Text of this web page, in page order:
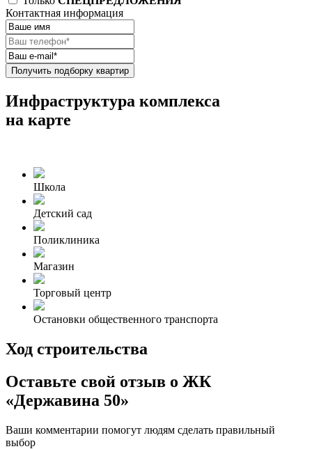
Контактная информация
Получить подборку квартир
Инфраструктура комплекса
на карте
Школа
Детский сад
Поликлиника
Магазин
Торговый центр
Остановки общественного транспорта
Ход строительства
Оставьте свой отзыв о ЖК
«Державина 50»
Ваши комментарии помогут людям сделать правильный
выбор